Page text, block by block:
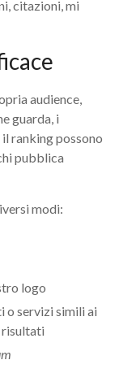
citazioni, mi
audience,
guarda, i
ranking possono
pubblica
modi:
logo
o servizi simili ai
risultati